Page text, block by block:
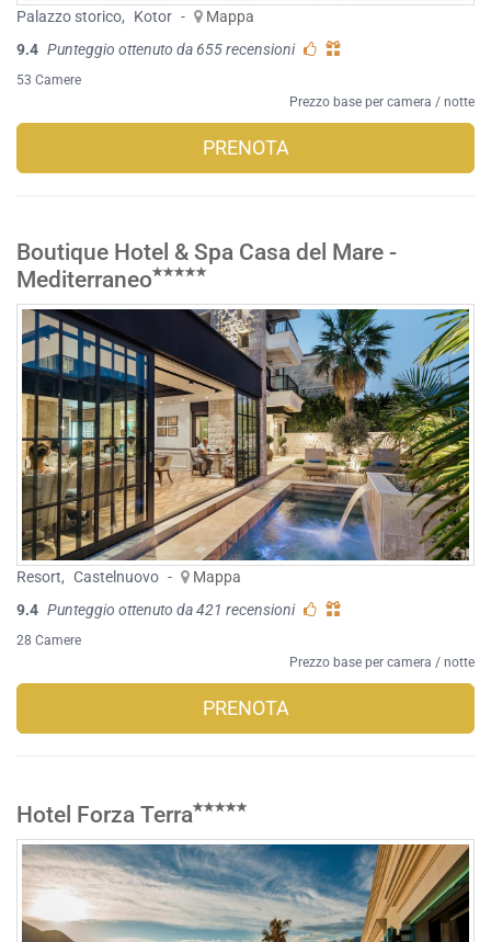
Palazzo storico, Kotor -
Mappa
9.4 Punteggio ottenuto da 655 recensioni
53 Camere
Prezzo base per camera / notte
PRENOTA
Boutique Hotel & Spa Casa del Mare -
Mediterraneo
Resort, Castelnuovo -
Mappa
9.4 Punteggio ottenuto da 421 recensioni
28 Camere
Prezzo base per camera / notte
PRENOTA
Hotel Forza Terra